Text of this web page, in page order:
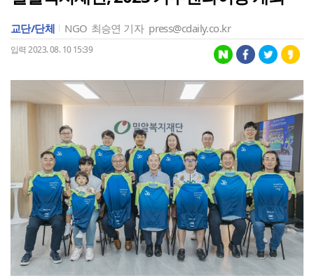
교단/단체 NGO 최승연 기자 press@cdaily.co.kr
입력 2023. 08. 10 15:39